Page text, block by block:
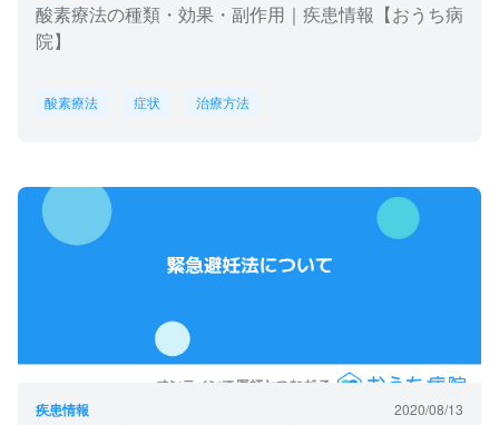
酸素療法の種類・効果・副作用｜疾患情報【おうち病
院】
酸素療法 症状 治療方法
疾患情報 2020/08/13